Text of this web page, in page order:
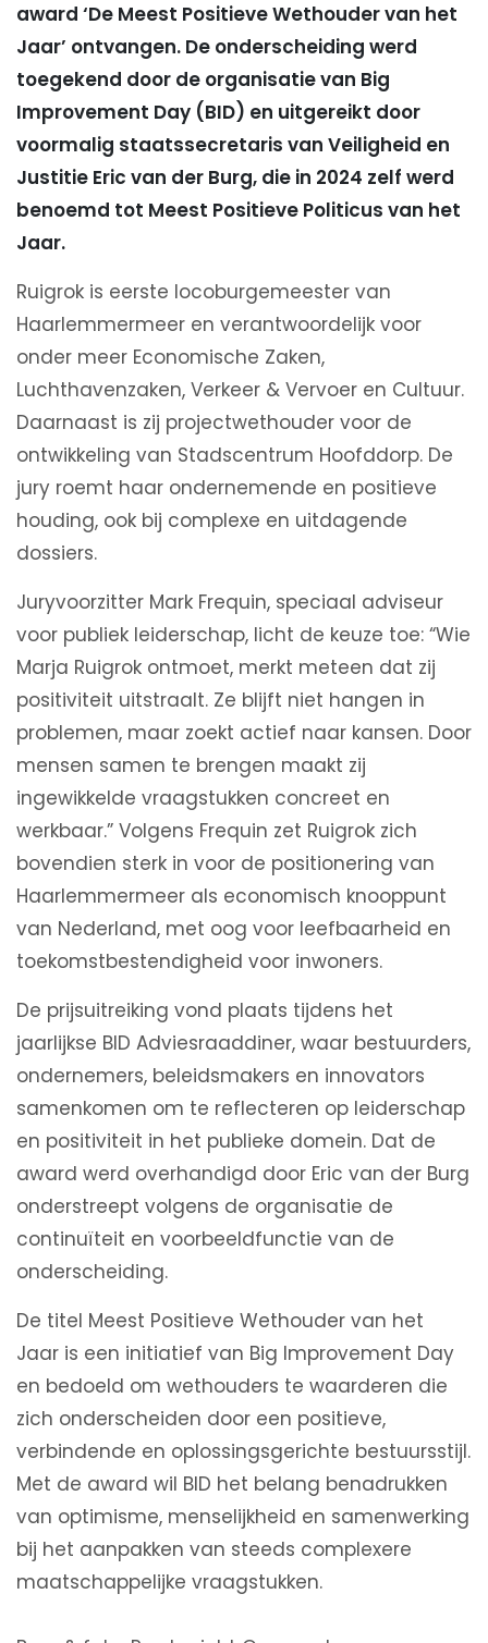
award ‘De Meest Positieve Wethouder van het
Jaar’ ontvangen. De onderscheiding werd
toegekend door de organisatie van Big
Improvement Day (BID) en uitgereikt door
voormalig staatssecretaris van Veiligheid en
Justitie Eric van der Burg, die in 2024 zelf werd
benoemd tot Meest Positieve Politicus van het
Jaar.
Ruigrok is eerste locoburgemeester van
Haarlemmermeer en verantwoordelijk voor
onder meer Economische Zaken,
Luchthavenzaken, Verkeer & Vervoer en Cultuur.
Daarnaast is zij projectwethouder voor de
ontwikkeling van Stadscentrum Hoofddorp. De
jury roemt haar ondernemende en positieve
houding, ook bij complexe en uitdagende
dossiers.
Juryvoorzitter Mark Frequin, speciaal adviseur
voor publiek leiderschap, licht de keuze toe: “Wie
Marja Ruigrok ontmoet, merkt meteen dat zij
positiviteit uitstraalt. Ze blijft niet hangen in
problemen, maar zoekt actief naar kansen. Door
mensen samen te brengen maakt zij
ingewikkelde vraagstukken concreet en
werkbaar.” Volgens Frequin zet Ruigrok zich
bovendien sterk in voor de positionering van
Haarlemmermeer als economisch knooppunt
van Nederland, met oog voor leefbaarheid en
toekomstbestendigheid voor inwoners.
De prijsuitreiking vond plaats tijdens het
jaarlijkse BID Adviesraaddiner, waar bestuurders,
ondernemers, beleidsmakers en innovators
samenkomen om te reflecteren op leiderschap
en positiviteit in het publieke domein. Dat de
award werd overhandigd door Eric van der Burg
onderstreept volgens de organisatie de
continuïteit en voorbeeldfunctie van de
onderscheiding.
De titel Meest Positieve Wethouder van het
Jaar is een initiatief van Big Improvement Day
en bedoeld om wethouders te waarderen die
zich onderscheiden door een positieve,
verbindende en oplossingsgerichte bestuursstijl.
Met de award wil BID het belang benadrukken
van optimisme, menselijkheid en samenwerking
bij het aanpakken van steeds complexere
maatschappelijke vraagstukken.